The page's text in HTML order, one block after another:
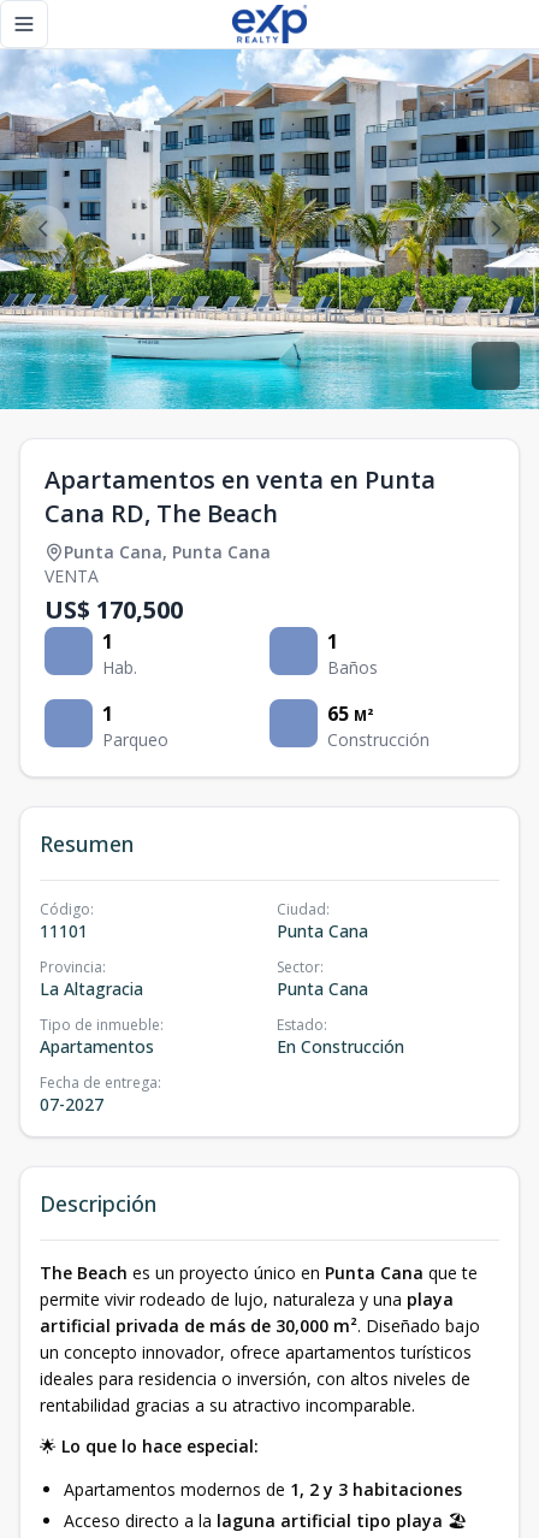
Toggle navigation menu
Apartamentos en venta en Punta
Cana RD, The Beach
Punta Cana, Punta Cana
VENTA
US$ 170,500
1
Hab.
1
Baños
1
Parqueo
65 M²
Construcción
Resumen
Código:
11101
Ciudad:
Punta Cana
Provincia:
La Altagracia
Sector:
Punta Cana
Tipo de inmueble:
Apartamentos
Estado:
En Construcción
Fecha de entrega:
07-2027
Descripción
The Beach es un proyecto único en Punta Cana que te
permite vivir rodeado de lujo, naturaleza y una playa
artificial privada de más de 30,000 m². Diseñado bajo
un concepto innovador, ofrece apartamentos turísticos
ideales para residencia o inversión, con altos niveles de
rentabilidad gracias a su atractivo incomparable.
🌟 Lo que lo hace especial:
Apartamentos modernos de 1, 2 y 3 habitaciones
Acceso directo a la laguna artificial tipo playa 🏖️
Apartamentos en venta en Punta Cana RD, The Beach -